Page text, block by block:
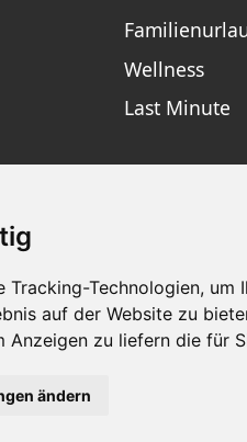
Tracking-Technologien,
auf der Website zu
Anzeigen zu liefern die für
ändern
Wellness
Last Minute
Nutzungsbedingungen